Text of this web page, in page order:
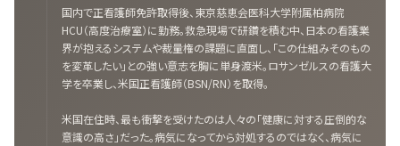
国内で正看護師免許取得後、東京慈恵会医科大学附属柏病院
HCU（高度治療室）に勤務。救急現場で研鑽を積む中、日本の看護業
界が抱えるシステムや裁量権の課題に直面し、「この仕組みそのもの
を変革したい」との強い意志を胸に単身渡米。ロサンゼルスの看護大
学を卒業し、米国正看護師（BSN/RN）を取得。
米国在住時、最も衝撃を受けたのは人々の「健康に対する圧倒的な
意識の高さ」だった。病気になってから対処するのではなく、病気に